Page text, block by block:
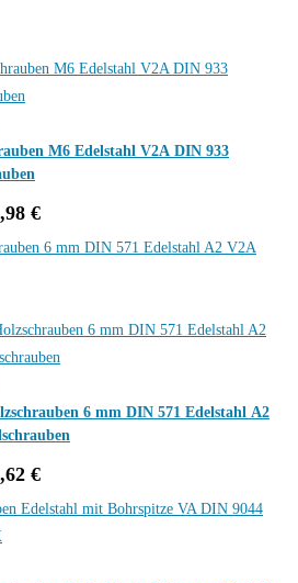
M6 Edelstahl V2A DIN 933
€Price
1,00 €
6 mm DIN 571 Edelstahl A2
€Price
3,08 €